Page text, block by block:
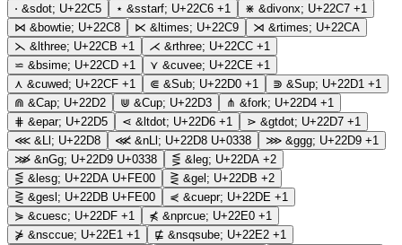
⋅ &sdot; U+22C5 ⋆ &sstarf; U+22C6 +1 ⋇ &divonx; U+22C7 +1
⋈ &bowtie; U+22C8 ⋉ &ltimes; U+22C9 ⋊ &rtimes; U+22CA
⋋ &lthree; U+22CB +1 ⋌ &rthree; U+22CC +1
⋍ &bsime; U+22CD +1 ⋎ &cuvee; U+22CE +1
⋏ &cuwed; U+22CF +1 ⋐ &Sub; U+22D0 +1 ⋑ &Sup; U+22D1 +1
⋒ &Cap; U+22D2 ⋓ &Cup; U+22D3 ⋔ &fork; U+22D4 +1
⋕ &epar; U+22D5 ⋖ &ltdot; U+22D6 +1 ⋗ &gtdot; U+22D7 +1
⋘ &Ll; U+22D8 ⋘̸ &nLl; U+22D8 U+0338 ⋙ &ggg; U+22D9 +1
⋙̸ &nGg; U+22D9 U+0338 ⋚ &leg; U+22DA +2
⋚︀ &lesg; U+22DA U+FE00 ⋛ &gel; U+22DB +2
⋛︀ &gesl; U+22DB U+FE00 ⋞ &cuepr; U+22DE +1
⋟ &cuesc; U+22DF +1 ⋠ &nprcue; U+22E0 +1
⋡ &nsccue; U+22E1 +1 ⋢ &nsqsube; U+22E2 +1